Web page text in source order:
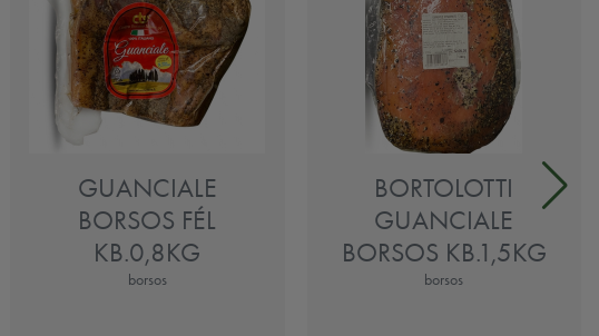
GUANCIALE
BORSOS FÉL
KB.0,8KG
borsos
BORTOLOTTI
GUANCIALE
BORSOS KB.1,5KG
borsos